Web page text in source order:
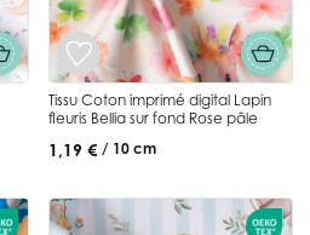
Tissu Coton imprimé digital Lapin
fleuris Bellia sur fond Rose pâle
1,19 € / 10 cm